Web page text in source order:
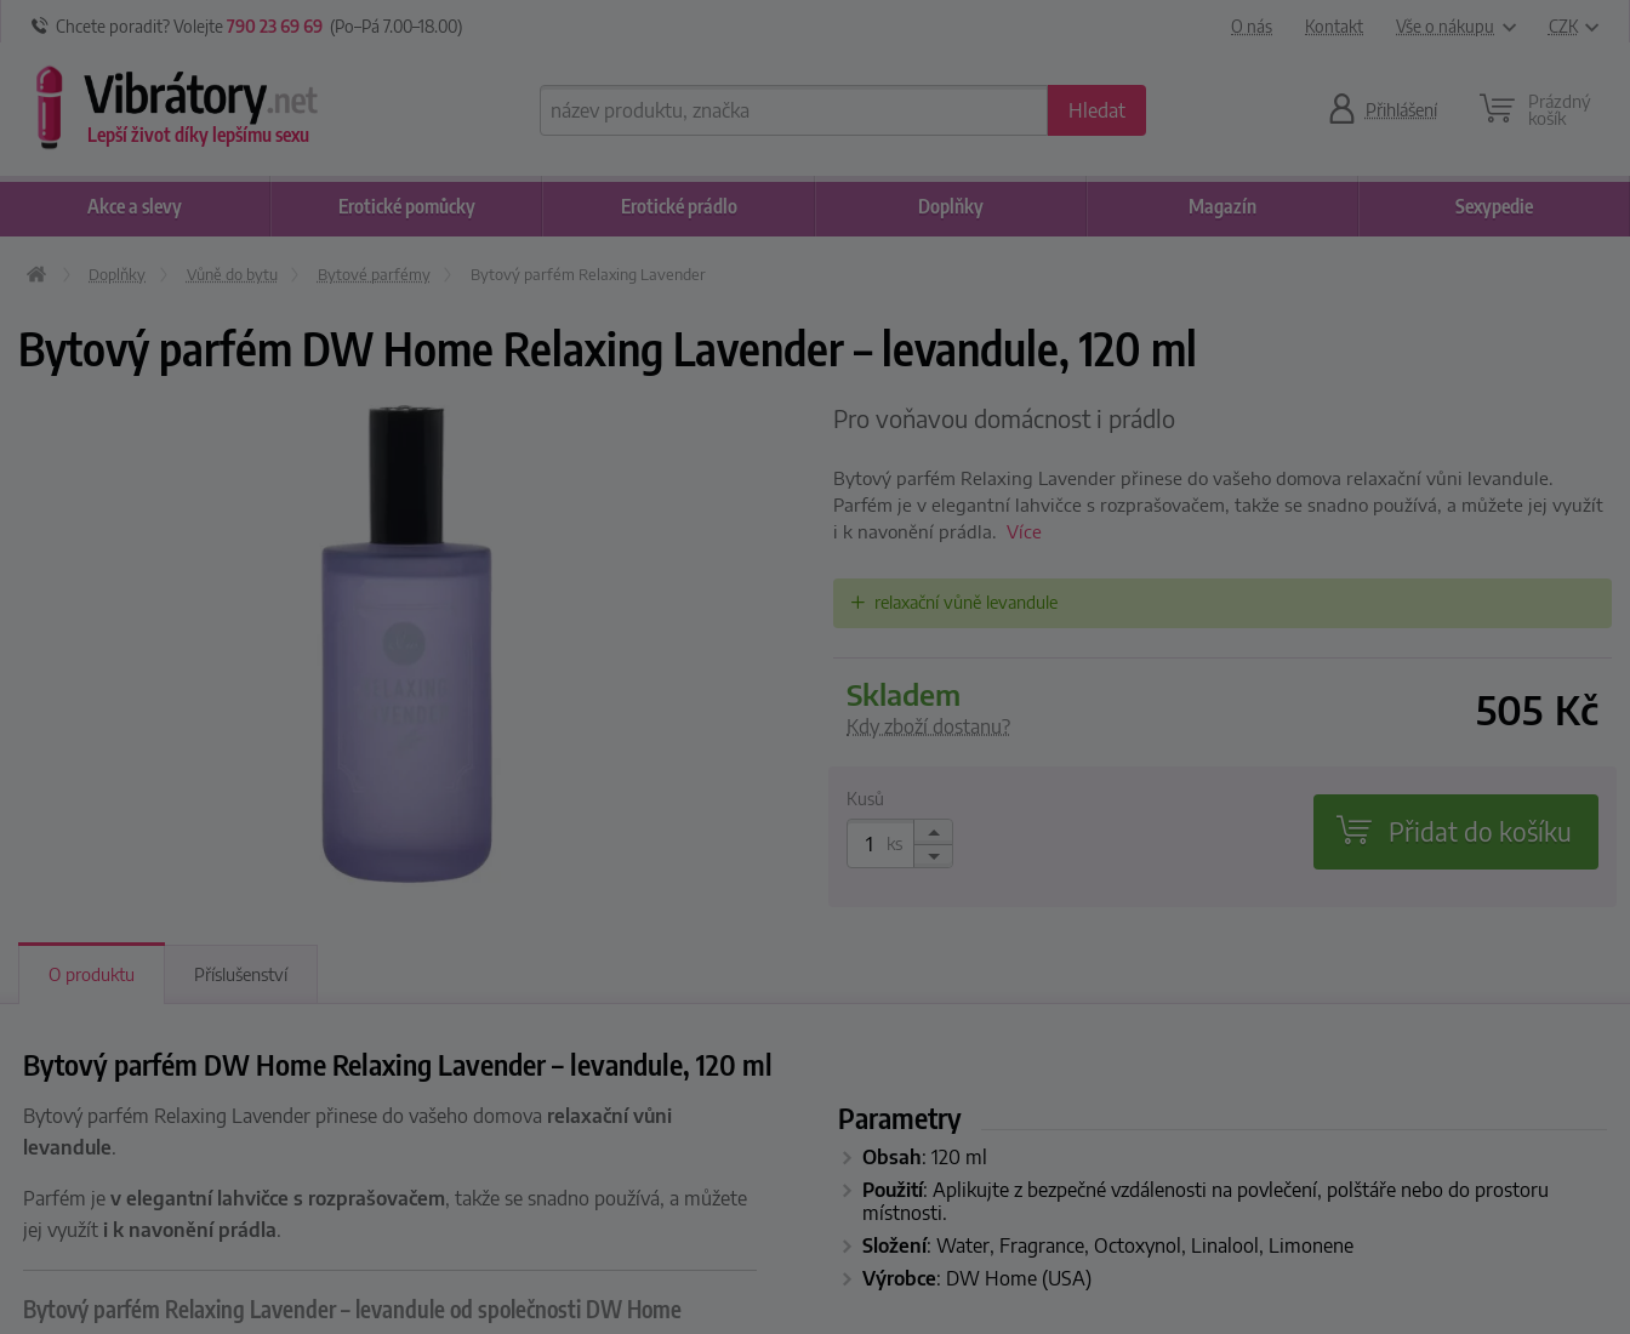
Chcete poradit? Volejte790 23 69 69 (Po–Pá 7.00–18.00) O nás Kontakt Vše o nákupu CZK
Lepší život díky lepšímu sexu
Hledat Přihlášení Prázdný
košík
Doplňky Vůně do bytu Bytové parfémy Bytový parfém Relaxing Lavender
Bytový parfém DW Home Relaxing Lavender – levandule, 120 ml
Pro voňavou domácnost i prádlo
Bytový parfém Relaxing Lavender přinese do vašeho domova relaxační vůni levandule.
Parfém je v elegantní lahvičce s rozprašovačem, takže se snadno používá, a můžete jej využít
i k navonění prádla. Více
relaxační vůně levandule
skladem
Kdy zboží dostanu? 505 Kč
Kusů
ks Přidat do košíku
O produktu Příslušenství
Bytový parfém DW Home Relaxing Lavender – levandule, 120 ml
Bytový parfém Relaxing Lavender přinese do vašeho domova relaxačnívůni
levandule.
Parfém jev elegantní lahvičce s rozprašovačem, takže se snadno používá, a můžete
jej využít i k navonění prádla.
Bytový parfém Relaxing Lavender – levandule od společnosti DW Home
Parametry
Obsah: 120 ml
Použití: Aplikujte z bezpečné vzdálenosti na povlečení, polštáře nebo do prostoru
místnosti.
Složení: Water, Fragrance, Octoxynol, Linalool, Limonene
Výrobce: DW Home (USA)
Akcea slevy Doplňky
Erotické pomůcky Erotické prádlo Magazín Sexypedie